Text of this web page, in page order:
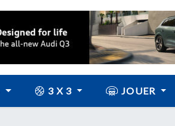
3 X 3 JOUER